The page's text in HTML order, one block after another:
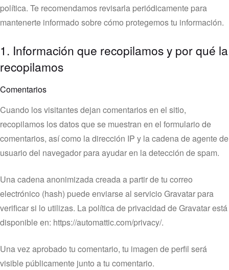
política. Te recomendamos revisarla periódicamente para
mantenerte informado sobre cómo protegemos tu información.
1. Información que recopilamos y por qué la
recopilamos
Comentarios
Cuando los visitantes dejan comentarios en el sitio,
recopilamos los datos que se muestran en el formulario de
comentarios, así como la dirección IP y la cadena de agente de
usuario del navegador para ayudar en la detección de spam.
Una cadena anonimizada creada a partir de tu correo
electrónico (hash) puede enviarse al servicio Gravatar para
verificar si lo utilizas. La política de privacidad de Gravatar está
disponible en: https://automattic.com/privacy/.
Una vez aprobado tu comentario, tu imagen de perfil será
visible públicamente junto a tu comentario.